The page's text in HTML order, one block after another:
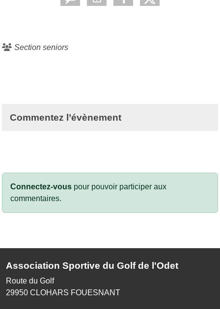
Section seniors
Commentez l’évènement
Connectez-vous pour pouvoir participer aux
commentaires.
Association Sportive du Golf de l'Odet
Route du Golf
29950 CLOHARS FOUESNANT